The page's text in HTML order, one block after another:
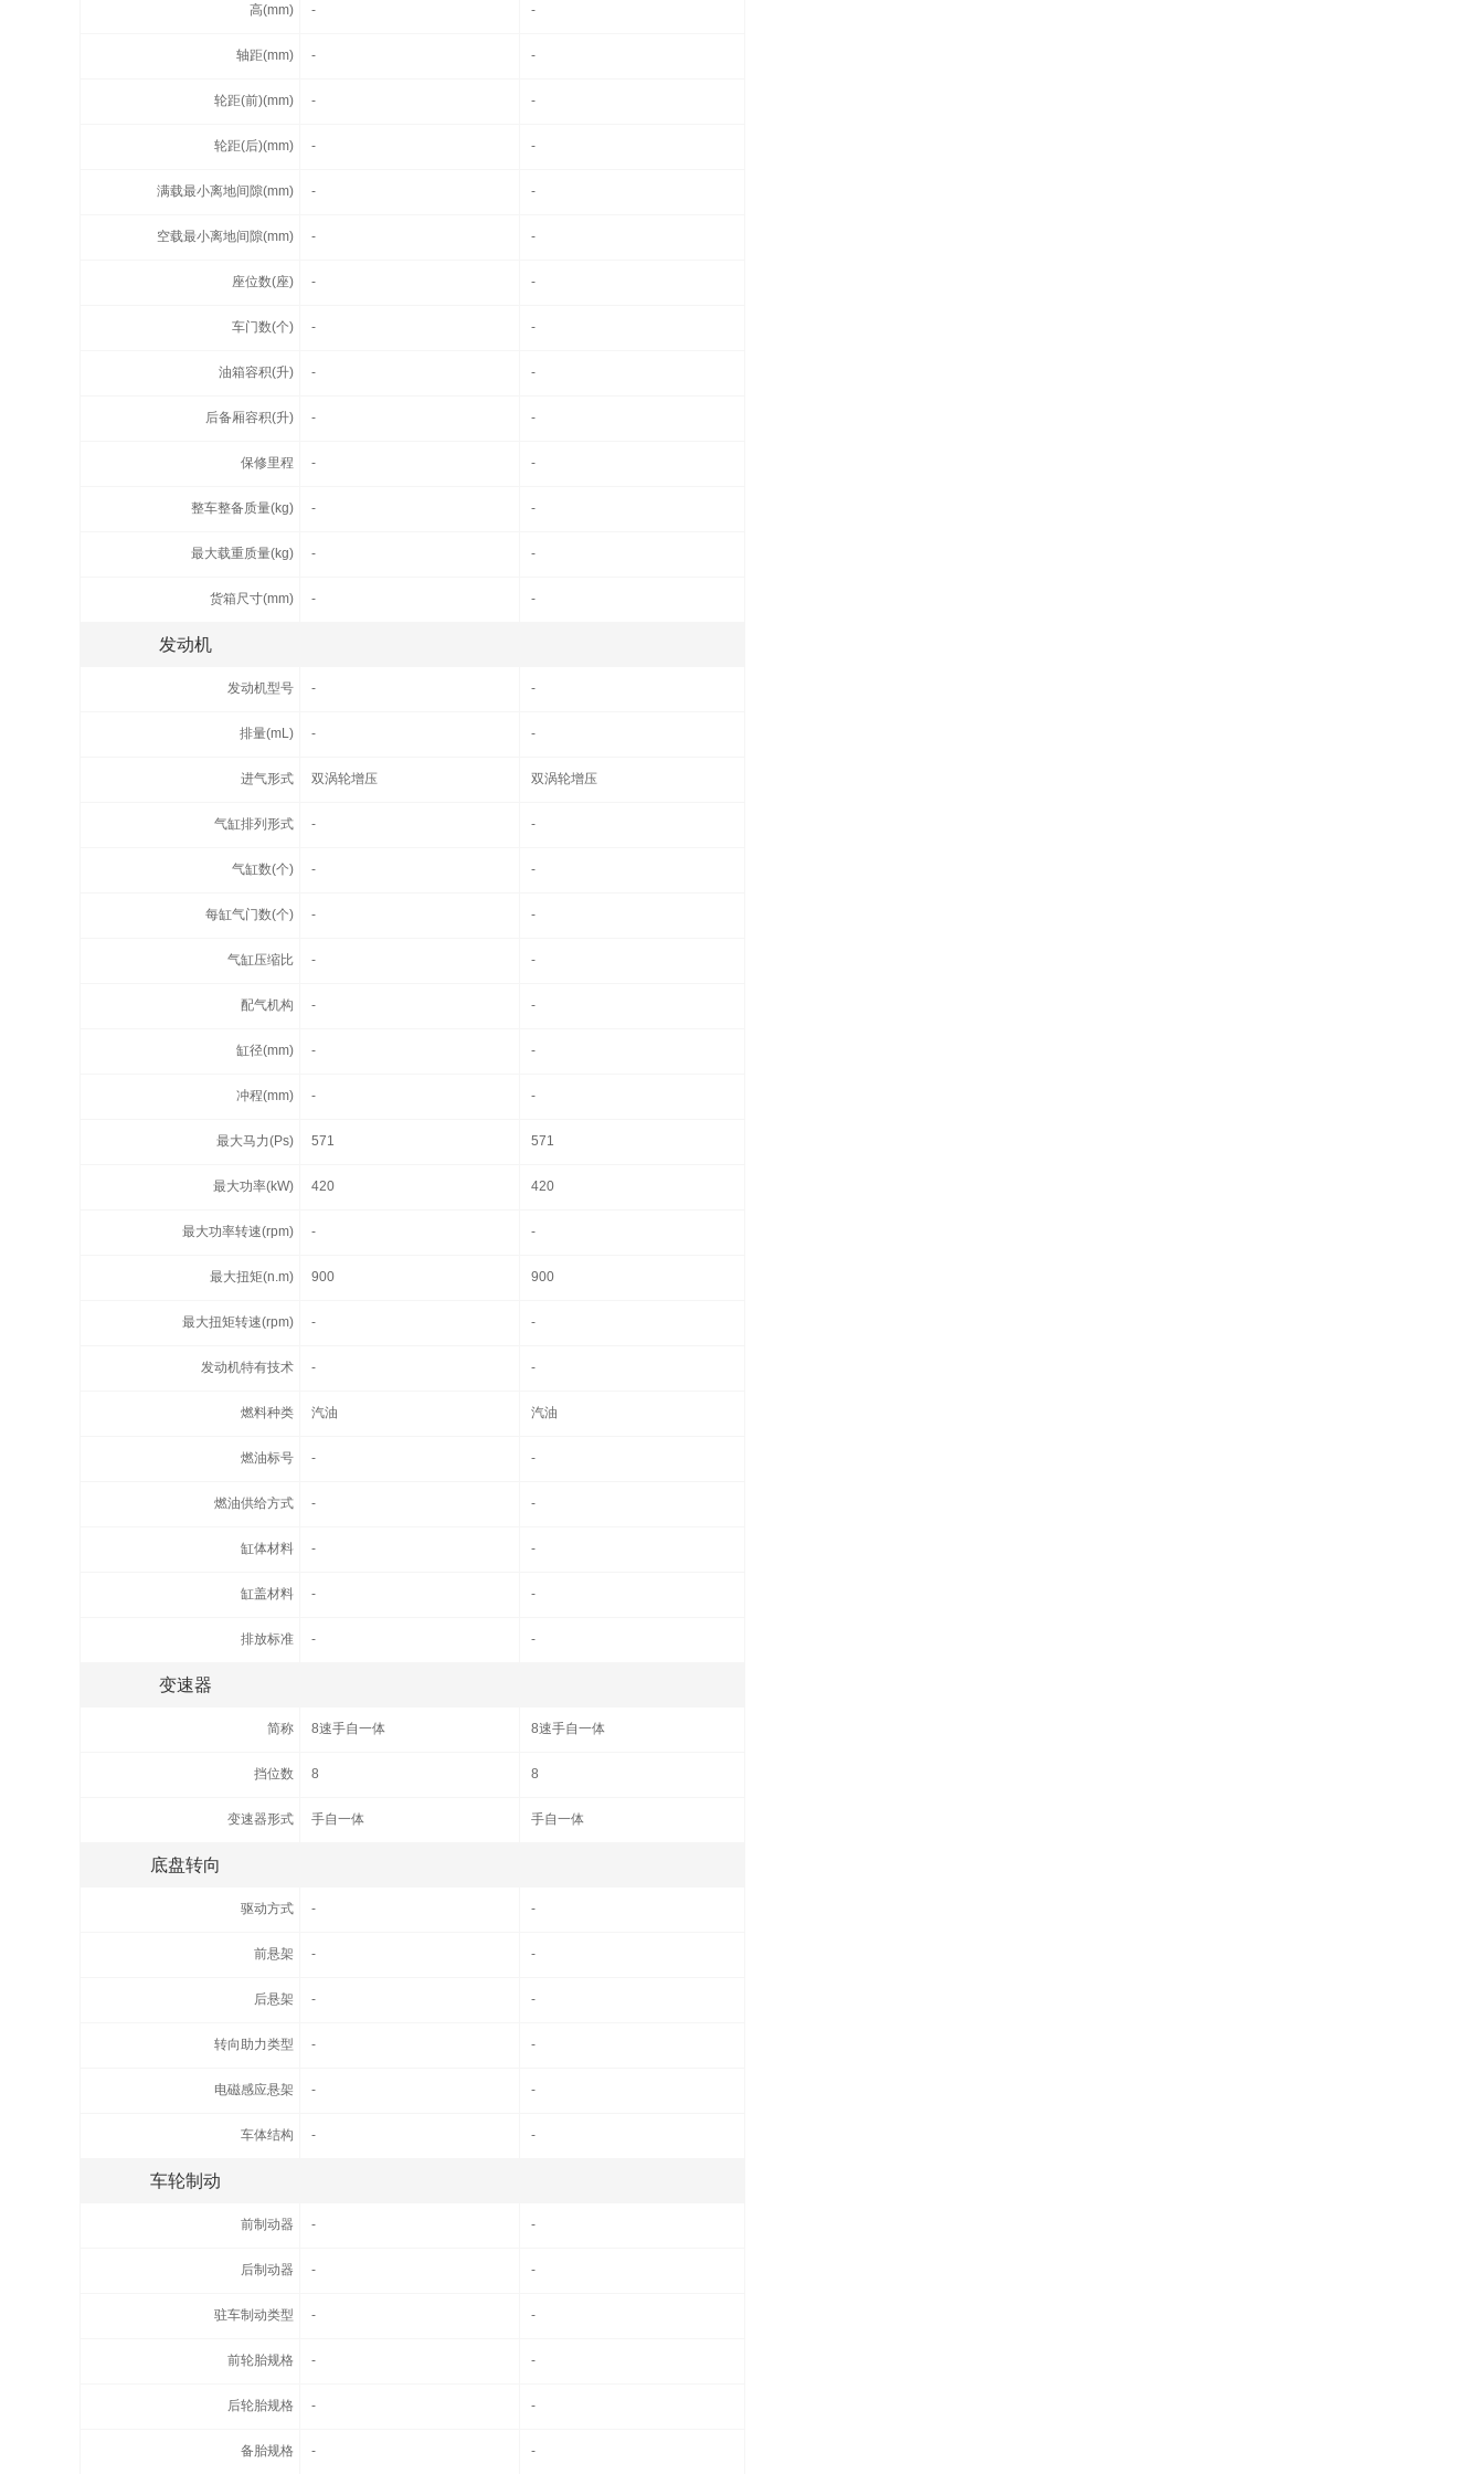
高(mm) - -
轴距(mm) - -
轮距(前)(mm) - -
轮距(后)(mm) - -
满载最小离地间隙(mm) - -
空载最小离地间隙(mm) - -
座位数(座) - -
车门数(个) - -
油箱容积(升) - -
后备厢容积(升) - -
保修里程 - -
整车整备质量(kg) - -
最大载重质量(kg) - -
货箱尺寸(mm) - -
发动机
发动机型号 - -
排量(mL) - -
进气形式 双涡轮增压 双涡轮增压
气缸排列形式 - -
气缸数(个) - -
每缸气门数(个) - -
气缸压缩比 - -
配气机构 - -
缸径(mm) - -
冲程(mm) - -
最大马力(Ps) 571 571
最大功率(kW) 420 420
最大功率转速(rpm) - -
最大扭矩(n.m) 900 900
最大扭矩转速(rpm) - -
发动机特有技术 - -
燃料种类 汽油 汽油
燃油标号 - -
燃油供给方式 - -
缸体材料 - -
缸盖材料 - -
排放标准 - -
变速器
简称 8速手自一体 8速手自一体
挡位数 8 8
变速器形式 手自一体 手自一体
底盘转向
驱动方式 - -
前悬架 - -
后悬架 - -
转向助力类型 - -
电磁感应悬架 - -
车体结构 - -
车轮制动
前制动器 - -
后制动器 - -
驻车制动类型 - -
前轮胎规格 - -
后轮胎规格 - -
备胎规格 - -